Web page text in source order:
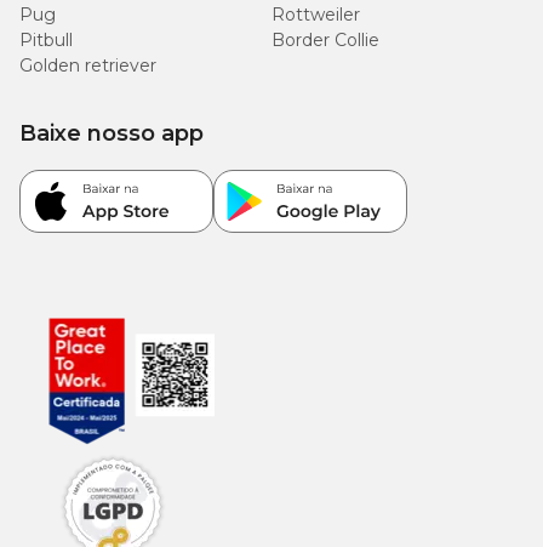
Pug
Rottweiler
Pitbull
Border Collie
Golden retriever
Baixe nosso app